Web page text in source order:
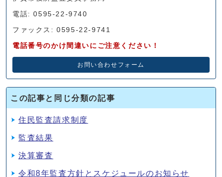
電話: 0595-22-9740
ファックス: 0595-22-9741
電話番号のかけ間違いにご注意ください！
お問い合わせフォーム
この記事と同じ分類の記事
住民監査請求制度
監査結果
決算審査
令和8年監査方針とスケジュールのお知らせ